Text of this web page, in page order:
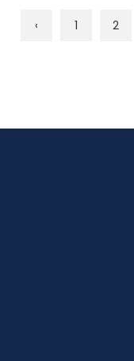
‹ 1 2